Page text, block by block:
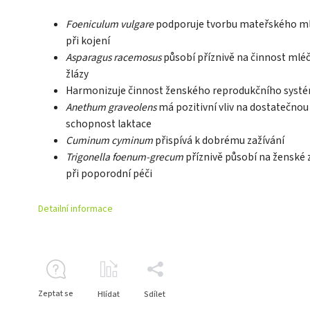
Foeniculum vulgarepodporuje tvorbu mateřského
při kojení
Asparagus racemosuspůsobí příznivě na činnost
žlázy
Harmonizuje činnost ženského reprodukčního
Anethum graveolensmá pozitivní vliv na dostatečnou
schopnost laktace
Cuminum cyminumpřispívá k dobrému zažívání
Trigonella foenum-grecumpříznivě působí na ženské
při poporodní péči
Detailní informace
Zeptat se Hlídat Sdílet